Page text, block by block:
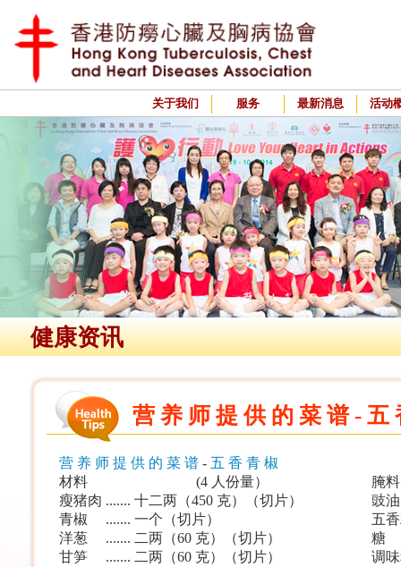
关于我们 服务 最新消息 活动
健康资讯
营 养 师 提 供 的 菜 谱 - 五
营 养 师 提 供 的 菜 谱 - 五 香 青 椒
材料
(4 人份量）
腌料
瘦猪肉 ....... 十二两（450 克）（切片）
青椒
....... 一个（切片）
洋葱
....... 二两（60 克）（切片）
甘笋
....... 二两（60 克）（切片）
豉
五
调